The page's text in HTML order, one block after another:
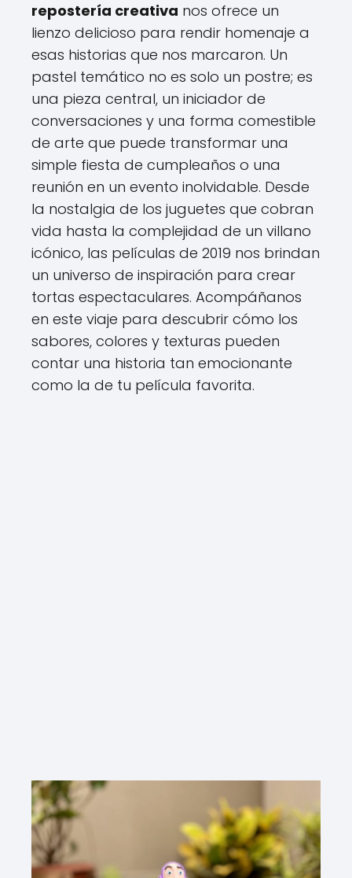
repostería creativa nos ofrece un
lienzo delicioso para rendir homenaje a
esas historias que nos marcaron. Un
pastel temático no es solo un postre; es
una pieza central, un iniciador de
conversaciones y una forma comestible
de arte que puede transformar una
simple fiesta de cumpleaños o una
reunión en un evento inolvidable. Desde
la nostalgia de los juguetes que cobran
vida hasta la complejidad de un villano
icónico, las películas de 2019 nos brindan
un universo de inspiración para crear
tortas espectaculares. Acompáñanos
en este viaje para descubrir cómo los
sabores, colores y texturas pueden
contar una historia tan emocionante
como la de tu película favorita.